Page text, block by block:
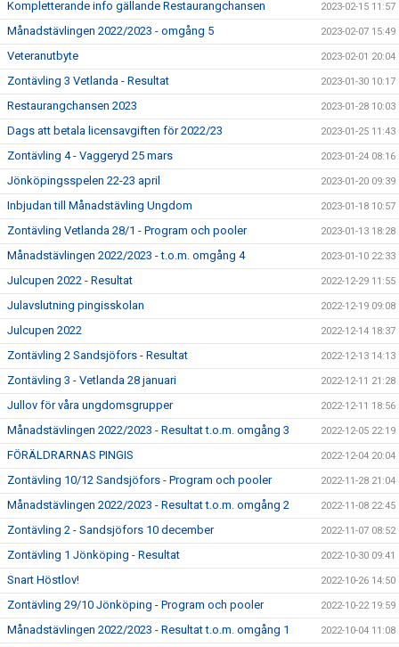
Kompletterande info gällande Restaurangchansen 2023-02-15 11:57
Månadstävlingen 2022/2023 - omgång 5 2023-02-07 15:49
Veteranutbyte 2023-02-01 20:04
Zontävling 3 Vetlanda - Resultat 2023-01-30 10:17
Restaurangchansen 2023 2023-01-28 10:03
Dags att betala licensavgiften för 2022/23 2023-01-25 11:43
Zontävling 4 - Vaggeryd 25 mars 2023-01-24 08:16
Jönköpingsspelen 22-23 april 2023-01-20 09:39
Inbjudan till Månadstävling Ungdom 2023-01-18 10:57
Zontävling Vetlanda 28/1 - Program och pooler 2023-01-13 18:28
Månadstävlingen 2022/2023 - t.o.m. omgång 4 2023-01-10 22:33
Julcupen 2022 - Resultat 2022-12-29 11:55
Julavslutning pingisskolan 2022-12-19 09:08
Julcupen 2022 2022-12-14 18:37
Zontävling 2 Sandsjöfors - Resultat 2022-12-13 14:13
Zontävling 3 - Vetlanda 28 januari 2022-12-11 21:28
Jullov för våra ungdomsgrupper 2022-12-11 18:56
Månadstävlingen 2022/2023 - Resultat t.o.m. omgång 3 2022-12-05 22:19
FÖRÄLDRARNAS PINGIS 2022-12-04 20:04
Zontävling 10/12 Sandsjöfors - Program och pooler 2022-11-28 21:04
Månadstävlingen 2022/2023 - Resultat t.o.m. omgång 2 2022-11-08 22:45
Zontävling 2 - Sandsjöfors 10 december 2022-11-07 08:52
Zontävling 1 Jönköping - Resultat 2022-10-30 09:41
Snart Höstlov! 2022-10-26 14:50
Zontävling 29/10 Jönköping - Program och pooler 2022-10-22 19:59
Månadstävlingen 2022/2023 - Resultat t.o.m. omgång 1 2022-10-04 11:08